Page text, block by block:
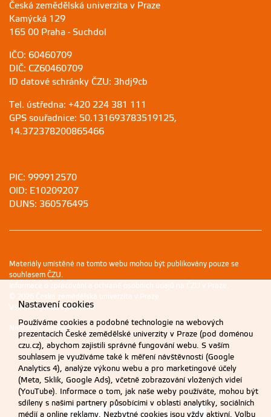
Česká zemědělská univerzita v Praze
Kamýcká 129
165 00 Praha - Suchdol
IČO: 60460709
DIČ: CZ60460709
ID datové schránky ČZU: 3hdj9cb
Tel. ústředna: +420 224 381 111
GPS souřadnice: 50.131693783519125,
14.372378200865466
PIC: 999912570
OID: E10209207
DUNS: 360576495
Materiály umístěné na tomto webu mohou být publikovány pouze se
souhlasem ČZU.
Informace o zpracování a ochraně osobních údajů na ČZU v Praze.
© 2026 Česká zemědělská univerzita v Praze
Všechna práva vyhrazena
Nastavení cookies
Nastavení cookies
Používáme cookies a podobné technologie na webových
prezentacích České zemědělské univerzity v Praze (pod doménou
czu.cz), abychom zajistili správné fungování webu. S vaším
souhlasem je využíváme také k měření návštěvnosti (Google
Analytics 4), analýze výkonu webu a pro marketingové účely
(Meta, Sklik, Google Ads), včetně zobrazování vložených videí
(YouTube). Informace o tom, jak naše weby používáte, mohou být
sdíleny s našimi partnery působícími v oblasti analytiky, sociálních
médií a online reklamy. Nezbytné cookies jsou vždy aktivní. Volbu